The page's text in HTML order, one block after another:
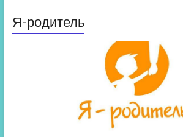
Я-родитель